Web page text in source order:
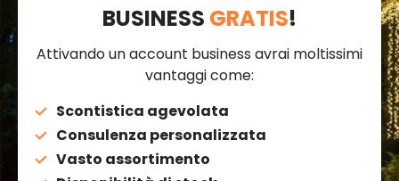
BUSINESS GRATIS!
Attivando un account business avrai moltissimi
vantaggi come:
Scontistica agevolata
Consulenza personalizzata
Vasto assortimento